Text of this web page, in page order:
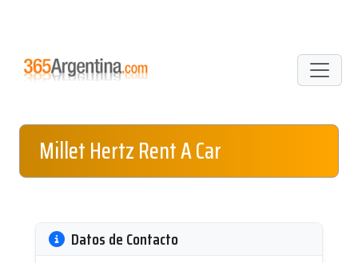
Millet Hertz Rent A Car
Datos de Contacto